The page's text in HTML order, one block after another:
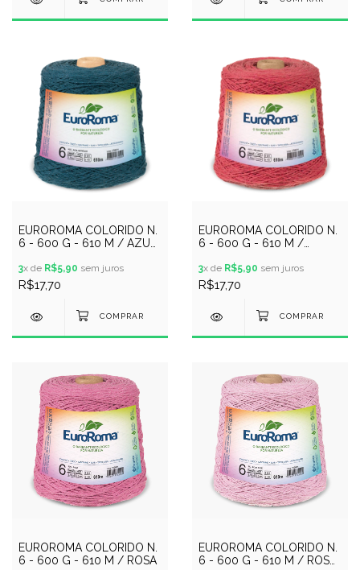
EUROROMA COLORIDO N.
6 - 600 G - 610 M / AZUL
3x de R$5,90 sem juros
R$17,70
EUROROMA COLORIDO N.
6 - 600 G - 610 M /
3x de R$5,90 sem juros
R$17,70
EUROROMA COLORIDO N.
6 - 600 G - 610 M / ROSA
EUROROMA COLORIDO N.
6 - 600 G - 610 M / ROSA